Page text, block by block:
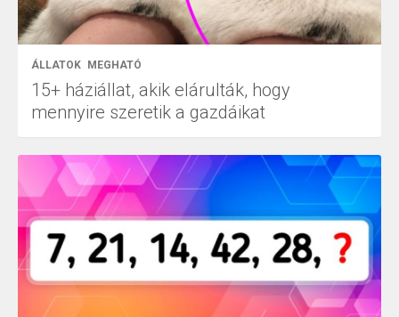
ÁLLATOK MEGHATÓ
15+ háziállat, akik elárulták, hogy
mennyire szeretik a gazdáikat